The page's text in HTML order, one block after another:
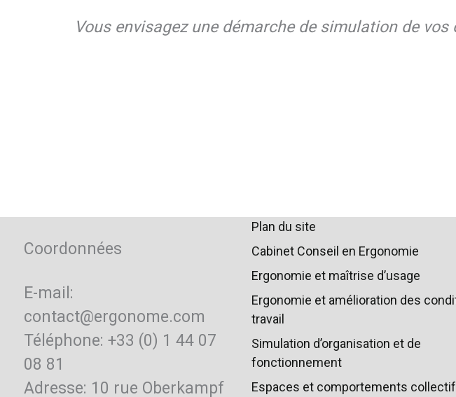
Vous envisagez une démarche de simulation de
Coordonnées
E-mail:
contact@ergonome.com
Téléphone: +33 (0) 1 44 07
08 81
Adresse: 10 rue Oberkampf
Plan du site
Cabinet Conseil en Ergonomie
Ergonomie et maîtrise d’usage
Ergonomie et amélioration des
travail
Simulation d’organisation et de
fonctionnement
Espaces et comportements